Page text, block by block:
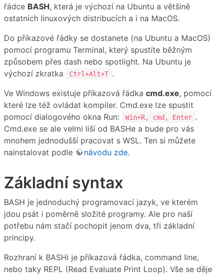
řádce BASH, která je výchozí na Ubuntu a většině
ostatních linuxových distribucích a i na MacOS.
Do příkazové řádky se dostanete (na Ubuntu a MacOS)
pomocí programu Terminal, který spustíte běžným
způsobem přes dash nebo spotlight. Na Ubuntu je
výchozí zkratka
Ctrl+Alt+T .
Ve Windows existuje příkazová řádka cmd.exe, pomocí
které lze též ovládat kompiler. Cmd.exe lze spustit
pomocí dialogového okna Run:
Win+R, cmd, Enter .
Cmd.exe se ale velmi liší od BASHe a bude pro vás
mnohem jednodušší pracovat s WSL. Ten si můžete
nainstalovat podle
návodu zde.
Základní syntax
BASH je jednoduchý programovací jazyk, ve kterém
jdou psát i poměrně složité programy. Ale pro naší
potřebu nám stačí pochopit jenom dva, tři základní
principy.
Rozhraní k BASHi je příkazová řádka, command line,
nebo taky REPL (Read Evaluate Print Loop). Vše se děje